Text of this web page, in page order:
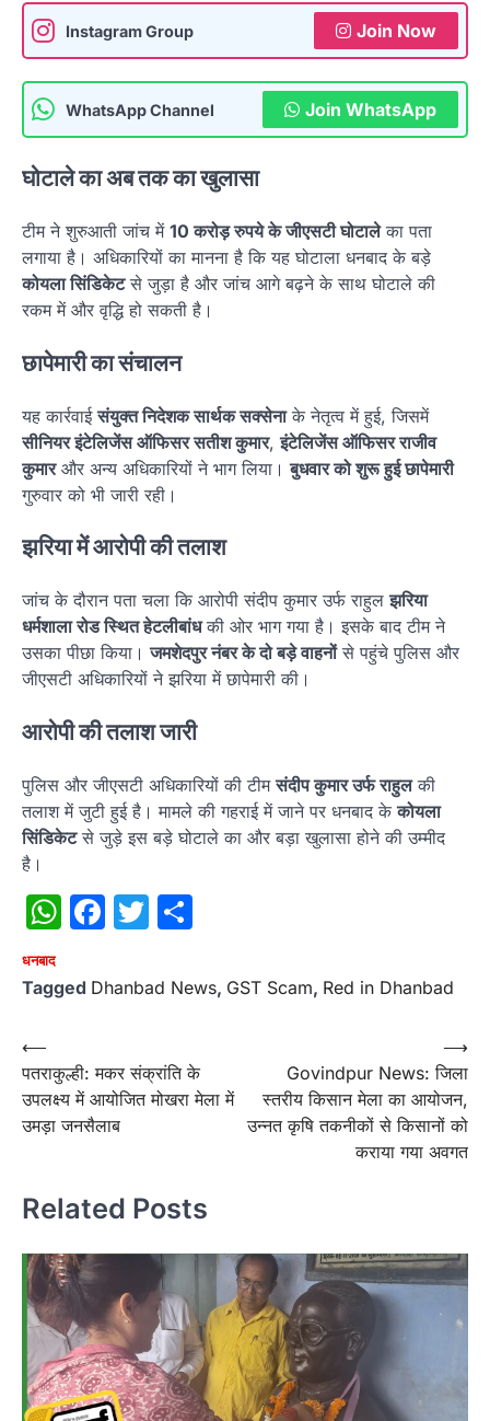
Instagram Group Join Now
WhatsApp Channel Join WhatsApp
घोटाले का अब तक का खुलासा
टीम ने शुरुआती जांच में 10 करोड़ रुपये के जीएसटी घोटालेका पता
लगाया है। अधिकारियों का मानना है कि यह घोटाला धनबाद के बड़े
कोयला सिंडिकेटसे जुड़ा है और जांच आगे बढ़ने के साथ घोटाले की
रकम में और वृद्धि हो सकती है।
छापेमारी का संचालन
यह कार्रवाईसंयुक्त निदेशक सार्थक सक्सेनाके नेतृत्व में हुई, जिसमें
सीनियर इंटेलिजेंस ऑफिसर सतीश कुमार,इंटेलिजेंस ऑफिसर राजीव
कुमारऔर अन्य अधिकारियों ने भाग लिया।बुधवार को शुरू हुई छापेमारी
गुरुवार को भी जारी रही।
झरिया में आरोपी की तलाश
जांच के दौरान पता चला कि आरोपी संदीप कुमार उर्फ राहुलझरिया
धर्मशाला रोड स्थित हेटलीबांधकी ओर भाग गया है। इसके बाद टीम ने
उसका पीछा किया।जमशेदपुर नंबर के दो बड़े वाहनोंसे पहुंचे पुलिस और
जीएसटी अधिकारियों ने झरिया में छापेमारी की।
आरोपी की तलाश जारी
पुलिस और जीएसटी अधिकारियों की टीमसंदीप कुमार उर्फ राहुलकी
तलाश में जुटी हुई है। मामले की गहराई में जाने पर धनबाद केकोयला
सिंडिकेटसे जुड़े इस बड़े घोटाले का और बड़ा खुलासा होने की उम्मीद
है।
WhatsApp
Facebook
Twitter
धनबाद
Tagged Dhanbad News, GST Scam, Red in Dhanbad
Post
navigation
⟵
पतराकुल्ही: मकर संक्रांति के
उपलक्ष्य में आयोजित मोखरा मेला में
उमड़ा जनसैलाब
Govindpur News: जिला
स्तरीय किसान मेला का आयोजन,
उन्नत कृषि तकनीकों से किसानों को
कराया गया अवगत
⟶
Related Posts